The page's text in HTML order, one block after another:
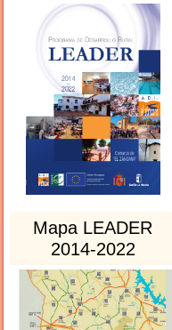
Mapa LEADER
2014-2022